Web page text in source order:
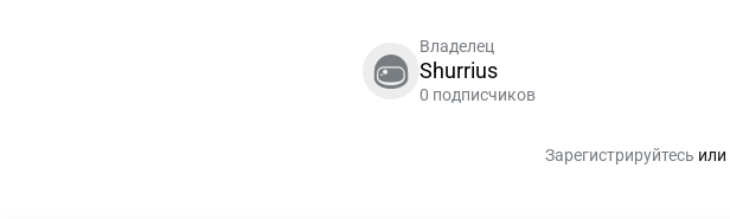
Владелец
Shurrius
0 подписчиков
Зарегистрируйтесь или